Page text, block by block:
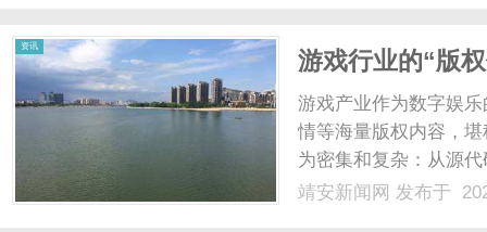
资讯
游戏行业的“版
师
游戏产业作为数字娱
情等海量版权内容，
为密集和复杂：从源
从背景音乐未经授权
靖安新闻网 发布于